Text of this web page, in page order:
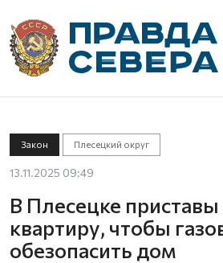
Закон Плесецкий округ
13.11.2025 09:49
В Плесецке
квартиру, чтобы
обезопасить дом